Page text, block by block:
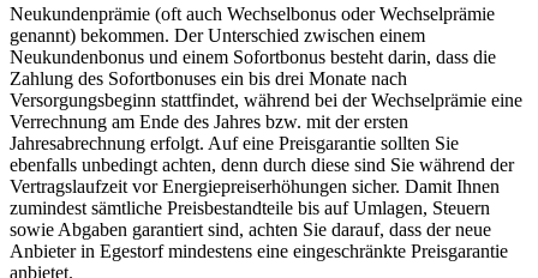
Neukundenprämie (oft auch Wechselbonus oder Wechselprämie
genannt) bekommen. Der Unterschied zwischen einem
Neukundenbonus und einem Sofortbonus besteht darin, dass die
Zahlung des Sofortbonuses ein bis drei Monate nach
Versorgungsbeginn stattfindet, während bei der Wechselprämie eine
Verrechnung am Ende des Jahres bzw. mit der ersten
Jahresabrechnung erfolgt. Auf eine Preisgarantie sollten Sie
ebenfalls unbedingt achten, denn durch diese sind Sie während der
Vertragslaufzeit vor Energiepreiserhöhungen sicher. Damit Ihnen
zumindest sämtliche Preisbestandteile bis auf Umlagen, Steuern
sowie Abgaben garantiert sind, achten Sie darauf, dass der neue
Anbieter in Egestorf mindestens eine eingeschränkte Preisgarantie
anbietet.